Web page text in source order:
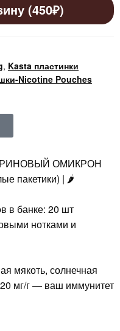
(450₽)
, Kasta пластинки
Nicotine Pouches
ОМИКРОН
пакетики) | 🌶️
в банке: 20 шт
нотками и
мякоть, солнечная
мг/г — ваш иммунитет